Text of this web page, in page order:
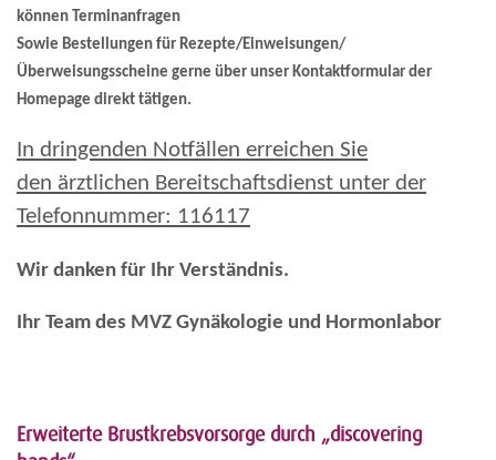
können Terminanfragen
Sowie Bestellungen für Rezepte/Einweisungen/
Überweisungsscheine gerne über unser Kontaktformular der
Homepage direkt tätigen.
In dringenden Notfällen erreichen Sie
den ärztlichen Bereitschaftsdienst unter der
Telefonnummer: 116117
Wir danken für Ihr Verständnis.
Ihr Team des MVZ Gynäkologie und Hormonlabor
Erweiterte Brustkrebsvorsorge durch „discovering